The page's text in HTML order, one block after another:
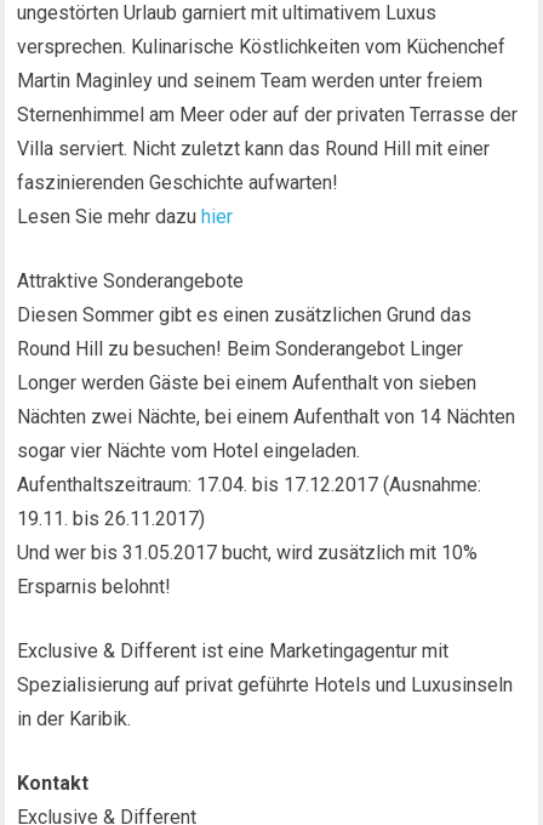
ungestörten Urlaub garniert mit ultimativem Luxus
versprechen. Kulinarische Köstlichkeiten vom Küchenchef
Martin Maginley und seinem Team werden unter freiem
Sternenhimmel am Meer oder auf der privaten Terrasse der
Villa serviert. Nicht zuletzt kann das Round Hill mit einer
faszinierenden Geschichte aufwarten!
Lesen Sie mehr dazuhier
Attraktive Sonderangebote
Diesen Sommer gibt es einen zusätzlichen Grund das
Round Hill zu besuchen! Beim Sonderangebot Linger
Longer werden Gäste bei einem Aufenthalt von sieben
Nächten zwei Nächte, bei einem Aufenthalt von 14 Nächten
sogar vier Nächte vom Hotel eingeladen.
Aufenthaltszeitraum: 17.04. bis 17.12.2017 (Ausnahme:
19.11. bis 26.11.2017)
Und wer bis 31.05.2017 bucht, wird zusätzlich mit 10%
Ersparnis belohnt!
Exclusive & Different ist eine Marketingagentur mit
Spezialisierung auf privat geführte Hotels und Luxusinseln
in der Karibik.
Kontakt
Exclusive & Different